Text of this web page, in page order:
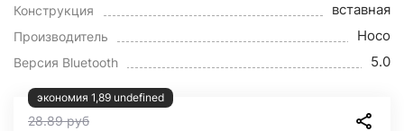
Конструкция вставная
Производитель Hoco
Версия Bluetooth 5.0
экономия 1,89 undefined
28.89руб